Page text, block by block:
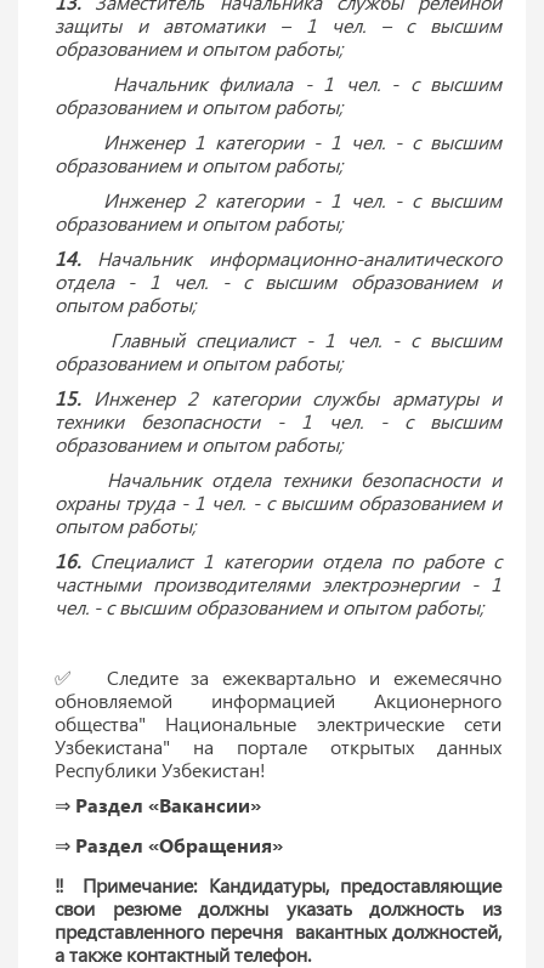
защиты и автоматики – 1 чел. – с высшим
образованием и опытом работы;
Начальник филиала - 1 чел. - с высшим
образованием и опытом работы;
Инженер 1 категории - 1 чел. - с высшим
образованием и опытом работы;
Инженер 2 категории - 1 чел. - с высшим
образованием и опытом работы;
14. Начальник информационно-аналитического
отдела - 1 чел. - с высшим образованием и
опытом работы;
Главный специалист - 1 чел. - с высшим
образованием и опытом работы;
15. Инженер 2 категории службы арматуры и
техники безопасности - 1 чел. - с высшим
образованием и опытом работы;
Начальник отдела техники безопасности и
охраны труда - 1 чел. - с высшим образованием и
опытом работы;
16. Специалист 1 категории отдела по работе с
частными производителями электроэнергии - 1
чел. - с высшим образованием и опытом работы;
✅ Следите за ежеквартально и ежемесячно
обновляемой информацией Акционерного
общества" Национальные электрические сети
Узбекистана" на портале открытых данных
Республики Узбекистан!
⇒ Раздел «Вакансии»
⇒ Раздел «Обращения»
‼ Примечание: Кандидатуры, предоставляющие
свои резюме должны указать должность из
представленного перечня вакантных должностей,
а также контактный телефон.